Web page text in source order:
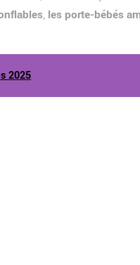
, les porte-bébés
2025